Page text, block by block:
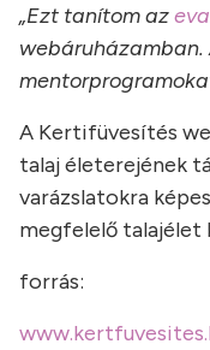
„Ezt tanítom az
webáruházamban.
A Kertifüvesítés
talaj életerejének
varázslatokra
megfelelő talajélet
forrás: